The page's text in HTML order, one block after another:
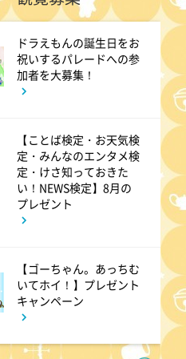
&有吉 かりそめ天国
者たくろうの滋賀の魅力
ンツアー
福時間
9:00
あいみょん、TMR、
曲続々!ATEEZがヒット
ドラえもんの誕生日をお
祝いするパレードへの参
加者を大募集！
【ことば検定・お天気検
定・みんなのエンタメ検
定・けさ知っておきた
い！NEWS検定】8月の
プレゼント
【ゴーちゃん。あっちむ
いてホイ！】プレゼント
キャンペーン